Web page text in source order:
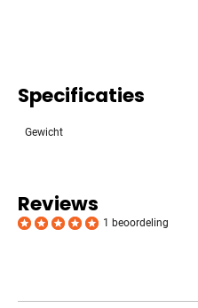
Specificaties
Gewicht
Reviews
1 beoordeling